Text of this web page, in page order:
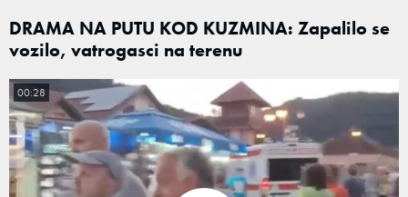
DRAMA NA PUTU KOD KUZMINA: Zapalilo se
vozilo, vatrogasci na terenu
00:28